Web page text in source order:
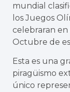
mundial
los Juegos
celebraran en
Octubre de
Esta es una
piragüismo
único